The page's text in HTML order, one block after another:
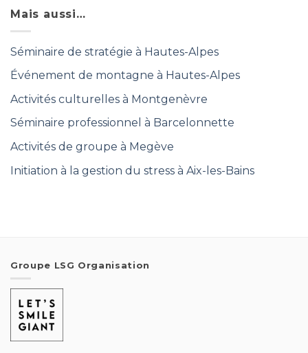
Mais aussi…
Séminaire de stratégie à Hautes-Alpes
Événement de montagne à Hautes-Alpes
Activités culturelles à Montgenèvre
Séminaire professionnel à Barcelonnette
Activités de groupe à Megève
Initiation à la gestion du stress à Aix-les-Bains
Groupe LSG Organisation